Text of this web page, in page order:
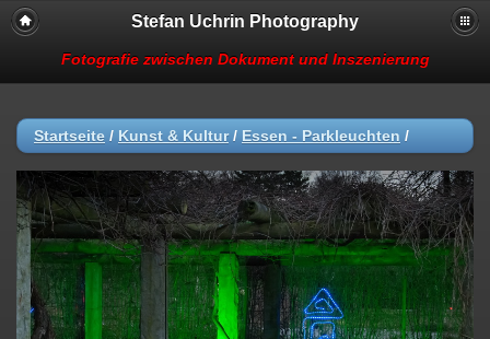
Stefan Uchrin Photography
Fotografie zwischen Dokument und Inszenierung
Startseite / Kunst & Kultur/ Essen - Parkleuchten /